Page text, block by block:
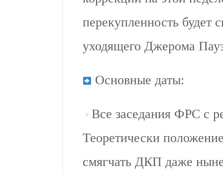
перекупленность будет
уходящего Джерома
Основные даты:
Все заседания ФРС с
Теоретически
смягчать ДКП даже